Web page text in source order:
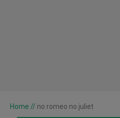
Home // no romeo no juliet